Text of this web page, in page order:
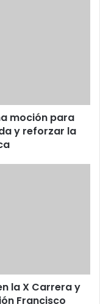
moción para
y reforzar la
la X Carrera y
Francisco